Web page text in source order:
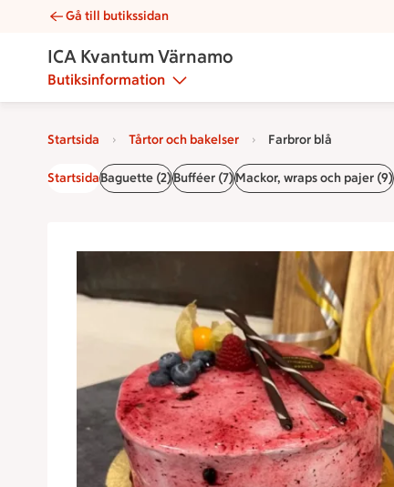
Farbror blå | Catering ICA Kvantum Värnamo
Gå till butikssidan
ICA Kvantum Värnamo
Butiksinformation
Startsida Tårtor och bakelser Farbror blå
StartsidaBaguette (2)Bufféer (7)Mackor, wraps och pajer (9)